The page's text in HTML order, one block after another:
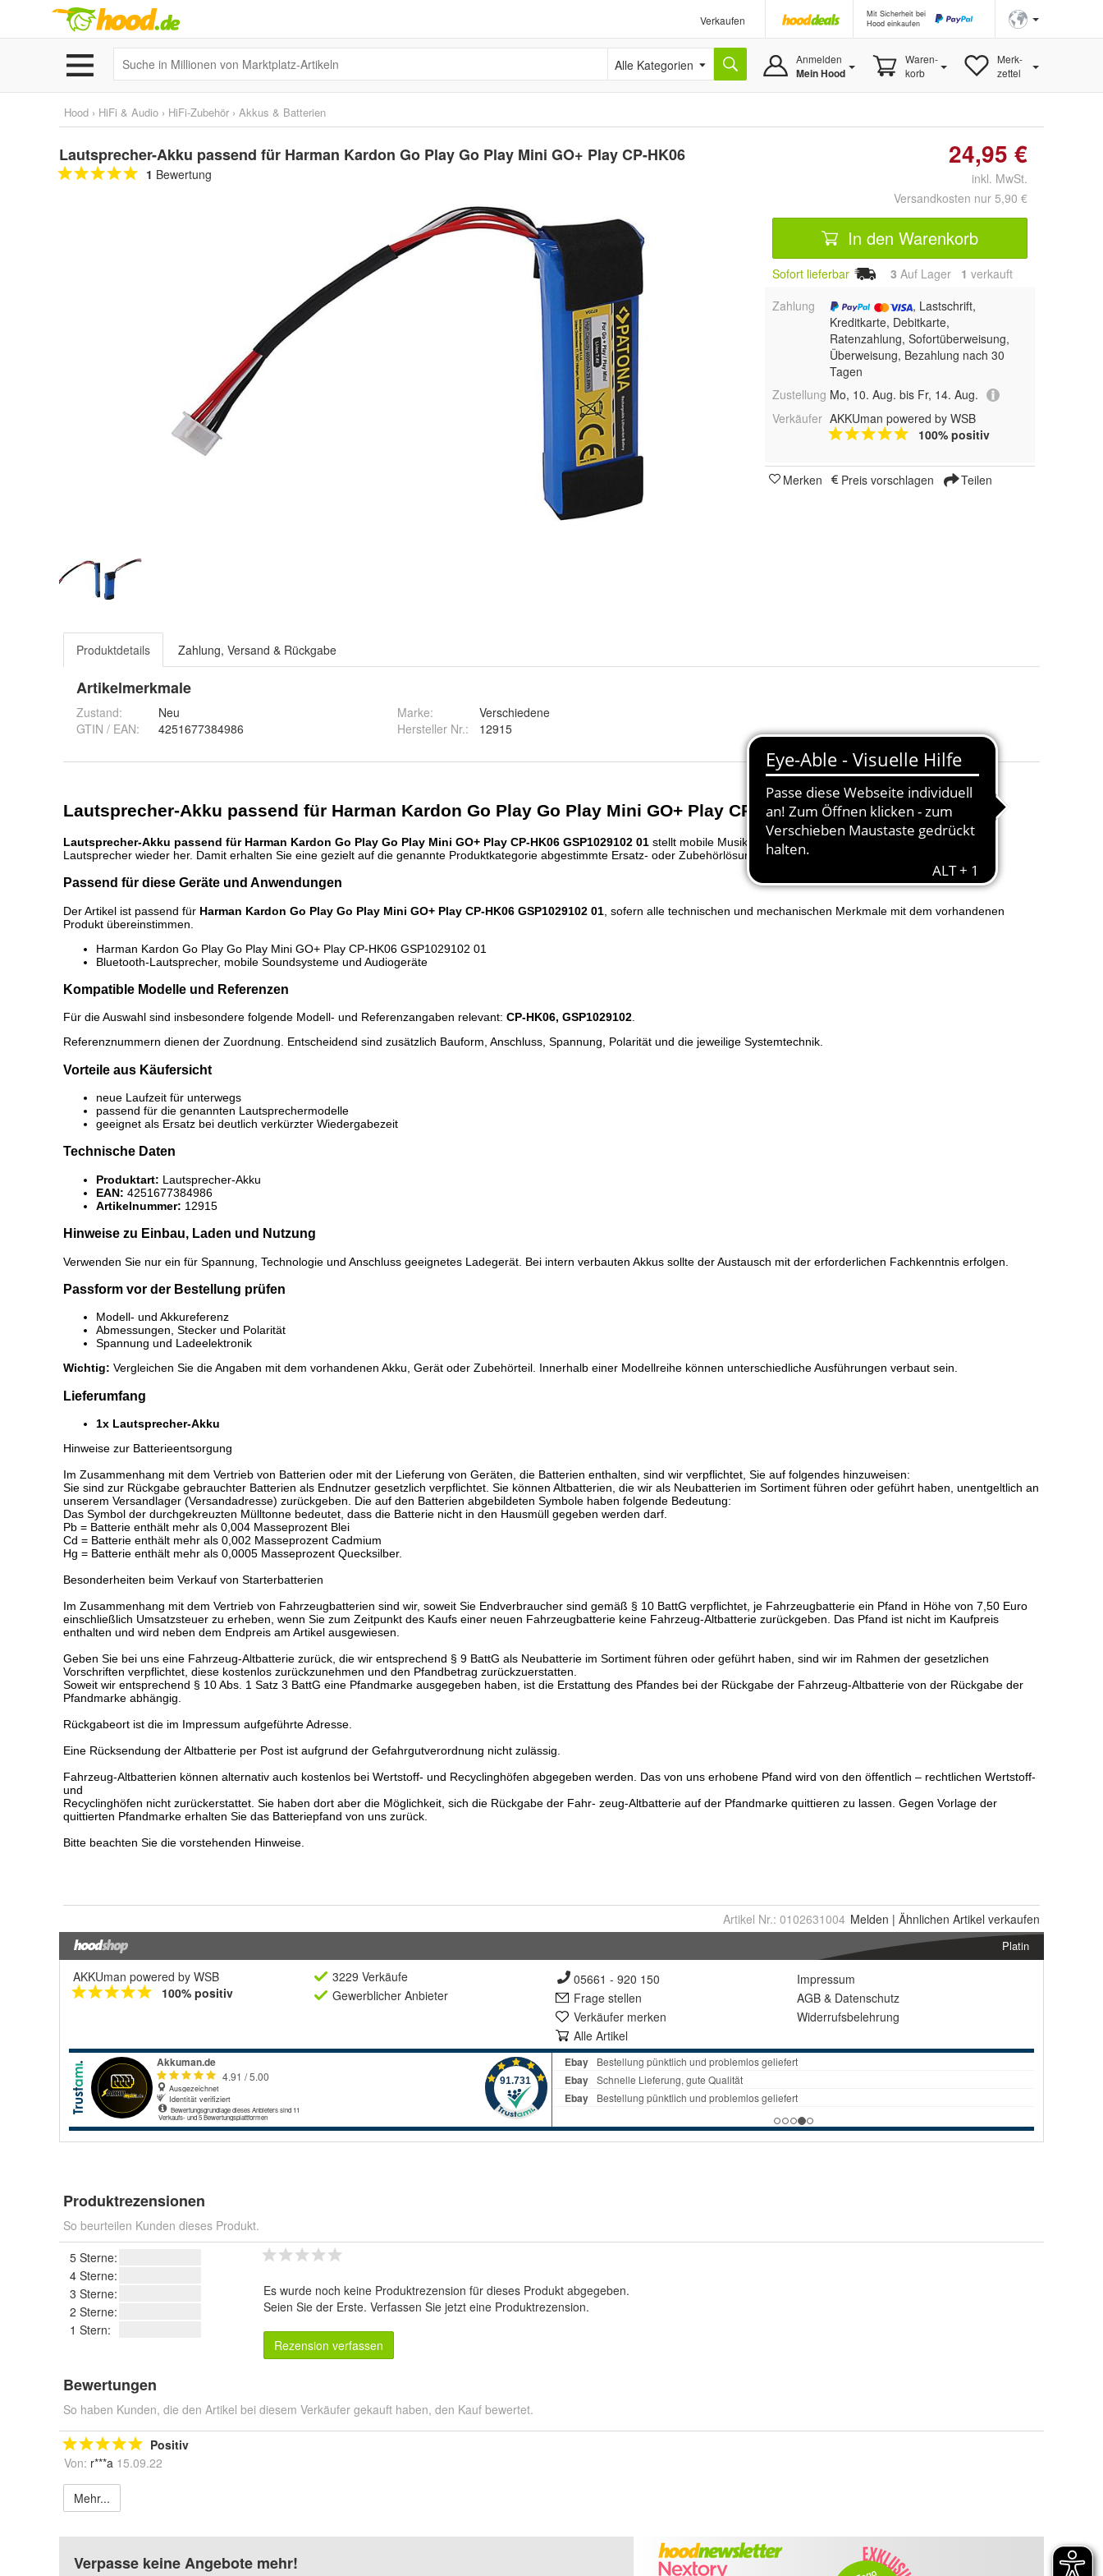
Verkaufen
Mit Sicherheit bei
Hood einkaufen
Alle Kategorien Anmelden
Mein Hood
Waren-
korb
Merk-
zettel
Hood › HiFi & Audio › HiFi-Zubehör › Akkus & Batterien
Lautsprecher-Akku passend für Harman Kardon Go Play Go Play Mini GO+ Play CP-HK06
1 Bewertung
24,95 €
inkl. MwSt.
Versandkosten nur 5,90 €
In den Warenkorb
Sofort lieferbar 3 Auf Lager 1 verkauft
Zahlung
, Lastschrift,
Kreditkarte, Debitkarte,
Ratenzahlung, Sofortüberweisung,
Überweisung, Bezahlung nach 30
Tagen
Zustellung Mo, 10. Aug. bis Fr, 14. Aug.
Verkäufer AKKUman powered by WSB
100% positiv
Merken Preis vorschlagen Teilen
Produktdetails Zahlung, Versand & Rückgabe
Artikelmerkmale
Zustand:
Neu
GTIN / EAN:
4251677384986
Marke:
Verschiedene
Hersteller Nr.:
12915
Artikel Nr.: 0102631004 Melden | Ähnlichen Artikel verkaufen
Platin
AKKUman powered by WSB
100% positiv
3229 Verkäufe
Gewerblicher Anbieter
05661 - 920 150
Frage stellen
Verkäufer merken
Alle Artikel
Impressum
AGB & Datenschutz
Widerrufsbelehrung
Produktrezensionen
So beurteilen Kunden dieses Produkt.
5 Sterne:
4 Sterne:
3 Sterne:
2 Sterne:
1 Stern:
Es wurde noch keine Produktrezension für dieses Produkt abgegeben.
Seien Sie der Erste. Verfassen Sie jetzt eine Produktrezension.
Rezension verfassen
Bewertungen
So haben Kunden, die den Artikel bei diesem Verkäufer gekauft haben, den Kauf bewertet.
Positiv
Von: r***a 15.09.22
Mehr...
Verpasse keine Angebote mehr!